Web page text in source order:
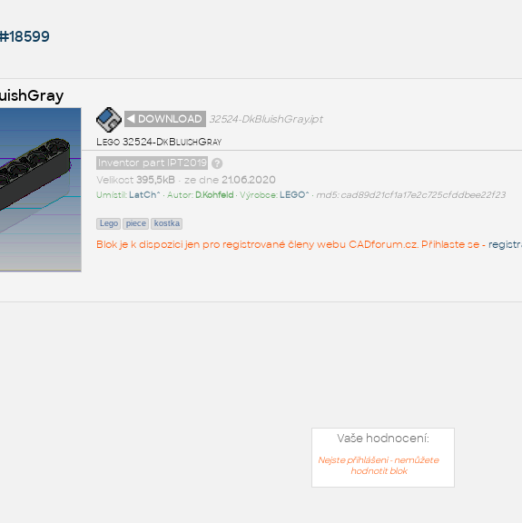
◄ DOWNLOAD
32524-DkBluishGray.ipt
Lego 32524-DkBluishGray
Inventor part IPT2019
Velikost 395,5kB• ze dne 21.06.2020
Umístil: LatCh^ • Autor: D.Kohfeld• Výrobce: LEGO^ • md5: cad89d21cf1a17e2c725cfddbee22f23
Lego piece kostka
Blok je k dispozici jen pro registrované členy webu CADforum.cz. Přihlaste se -
Vaše hodnocení:
Nejste přihlášeni - nemůžete
hodnotit blok